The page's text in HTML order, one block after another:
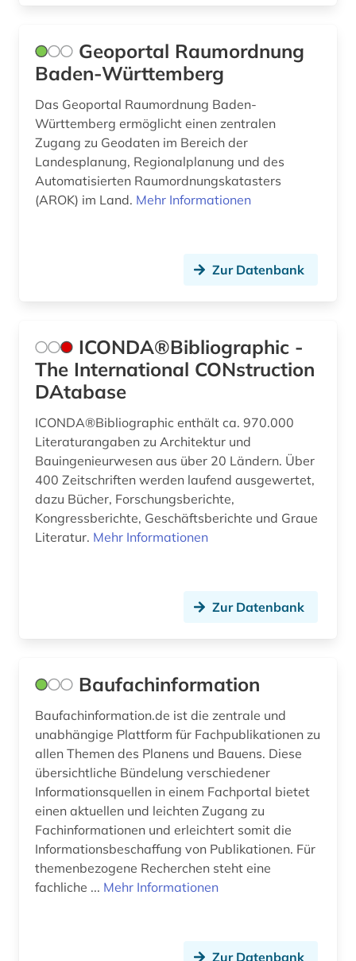
Geoportal Raumordnung
Baden-Württemberg
Das Geoportal Raumordnung Baden-
Württemberg ermöglicht einen zentralen
Zugang zu Geodaten im Bereich der
Landesplanung, Regionalplanung und des
Automatisierten Raumordnungskatasters
(AROK) im Land. Mehr Informationen
Zur Datenbank
ICONDA®Bibliographic -
The International CONstruction
DAtabase
ICONDA®Bibliographic enthält ca. 970.000
Literaturangaben zu Architektur und
Bauingenieurwesen aus über 20 Ländern. Über
400 Zeitschriften werden laufend ausgewertet,
dazu Bücher, Forschungsberichte,
Kongressberichte, Geschäftsberichte und Graue
Literatur. Mehr Informationen
Zur Datenbank
Baufachinformation
Baufachinformation.de ist die zentrale und
unabhängige Plattform für Fachpublikationen zu
allen Themen des Planens und Bauens. Diese
übersichtliche Bündelung verschiedener
Informationsquellen in einem Fachportal bietet
einen aktuellen und leichten Zugang zu
Fachinformationen und erleichtert somit die
Informationsbeschaffung von Publikationen. Für
themenbezogene Recherchen steht eine
fachliche ... Mehr Informationen
Zur Datenbank